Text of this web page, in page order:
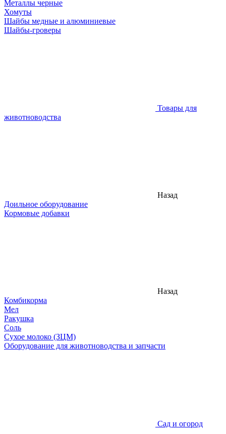
Металлы черные
Хомуты
Шайбы медные и алюминиевые
Шайбы-гроверы
Товары для
животноводства
Назад
Доильное оборудование
Кормовые добавки
Назад
Комбикорма
Мел
Ракушка
Соль
Сухое молоко (ЗЦМ)
Оборудование для животноводства и запчасти
Сад и огород